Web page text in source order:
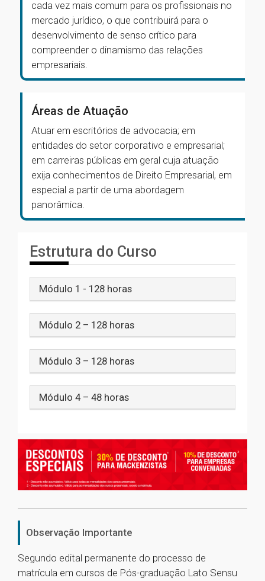
cada vez mais comum para os profissionais no
mercado jurídico, o que contribuirá para o
desenvolvimento de senso crítico para
compreender o dinamismo das relações
empresariais.
Áreas de Atuação
Atuar em escritórios de advocacia; em
entidades do setor corporativo e empresarial;
em carreiras públicas em geral cuja atuação
exija conhecimentos de Direito Empresarial, em
especial a partir de uma abordagem
panorâmica.
Estrutura do Curso
Módulo 1 - 128 horas
Módulo 2 – 128 horas
Módulo 3 – 128 horas
Módulo 4 – 48 horas
Observação Importante
Segundo edital permanente do processo de
matrícula em cursos de Pós-graduação Lato Sensu